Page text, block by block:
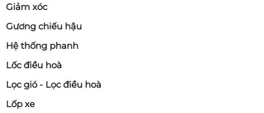
Giảm xóc
Gương chiếu hậu
Hệ thống phanh
Lốc điều hoà
Lọc gió - Lọc điều hoà
Lốp xe